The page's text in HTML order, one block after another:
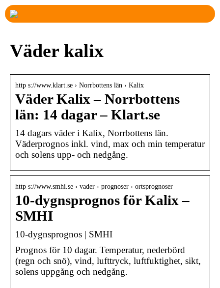
Väder kalix
http s://www.klart.se › Norrbottens län › Kalix
Väder Kalix – Norrbottens
län: 14 dagar – Klart.se
14 dagars väder i Kalix, Norrbottens län.
Väderprognos inkl. vind, max och min temperatur
och solens upp- och nedgång.
http s://www.smhi.se › vader › prognoser › ortsprognoser
10-dygnsprognos för Kalix –
SMHI
10-dygnsprognos | SMHI
Prognos för 10 dagar. Temperatur, nederbörd
(regn och snö), vind, lufttryck, luftfuktighet, sikt,
solens uppgång och nedgång.